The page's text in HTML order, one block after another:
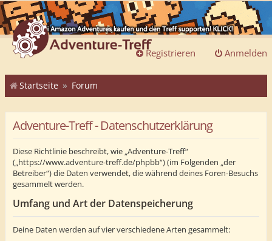
Anmelden
Registrieren
Startseite Forum
Adventure-Treff - Datenschutzerklärung
Diese Richtlinie beschreibt, wie „Adventure-Treff“
(„https://www.adventure-treff.de/phpbb“) (im Folgenden „der
Betreiber“) die Daten verwendet, die während deines Foren-Besuchs
gesammelt werden.
Umfang und Art der Datenspeicherung
Deine Daten werden auf vier verschiedene Arten gesammelt: